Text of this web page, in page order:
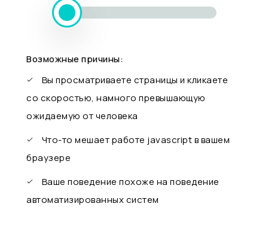
Возможные причины:
Вы просматриваете страницы и кликаете
со скоростью, намного превышающую
ожидаемую от человека
Что-то мешает работе javascript в вашем
браузере
Ваше поведение похоже на поведение
автоматизированных систем